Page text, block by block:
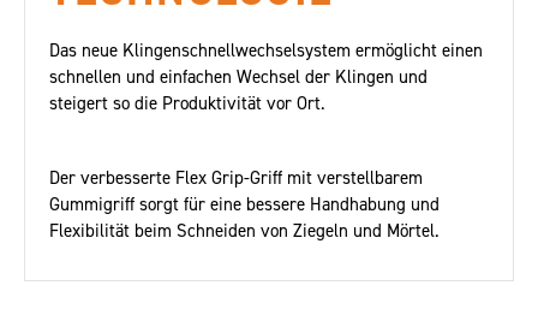
Das neue Klingenschnellwechselsystem ermöglicht einen
schnellen und einfachen Wechsel der Klingen und
steigert so die Produktivität vor Ort.
Der verbesserte Flex Grip-Griff mit verstellbarem
Gummigriff sorgt für eine bessere Handhabung und
Flexibilität beim Schneiden von Ziegeln und Mörtel.